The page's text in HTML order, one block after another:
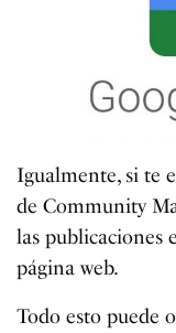
Igualmente, si te
de Community
las publicaciones
página web.
Todo esto puede